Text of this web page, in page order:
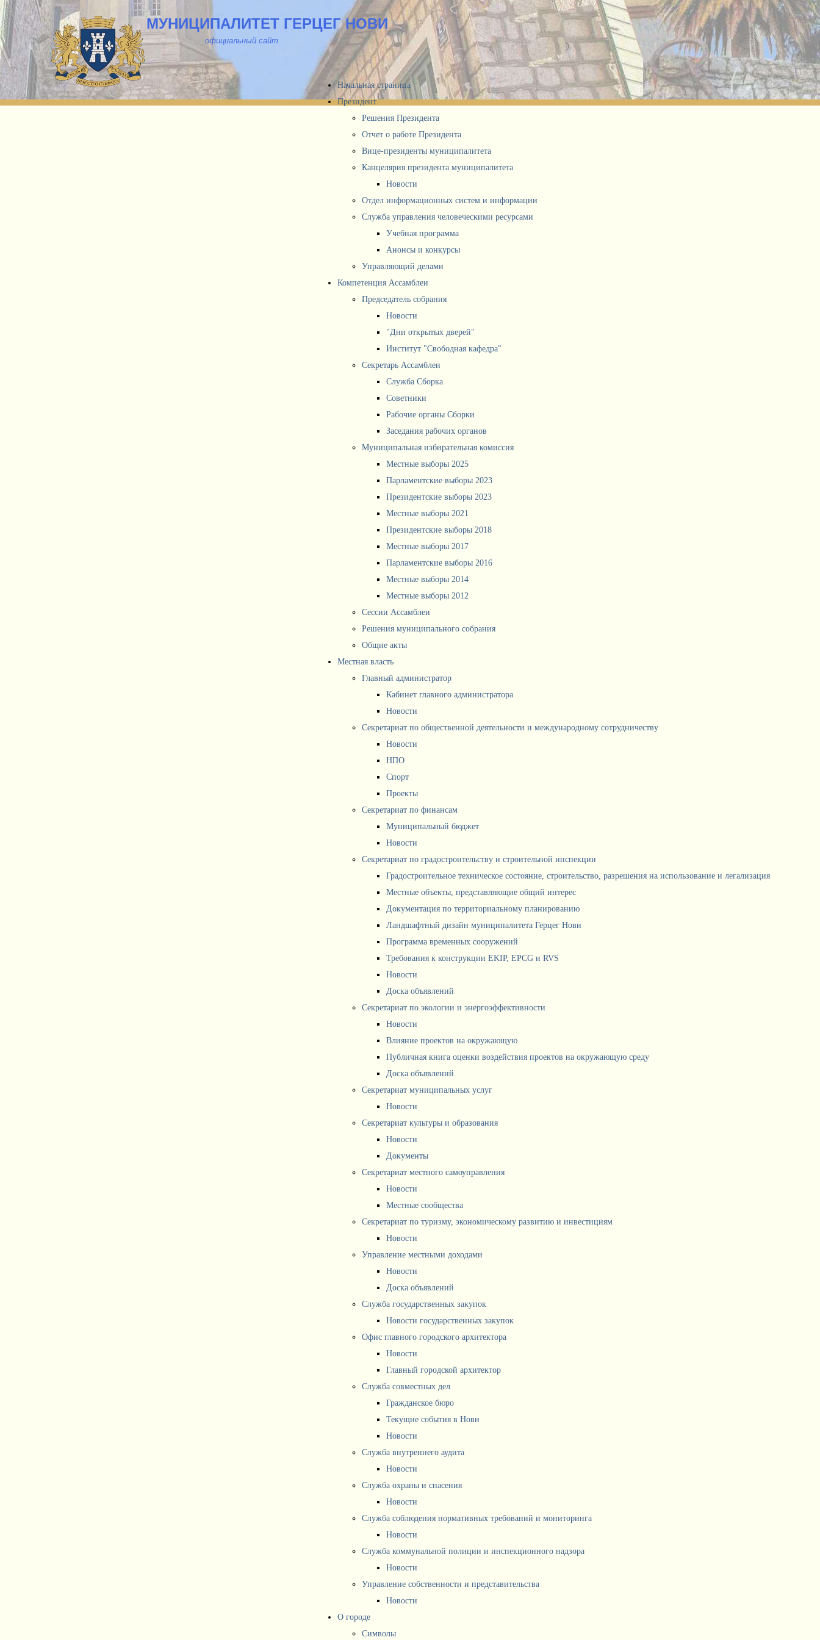
МУНИЦИПАЛИТЕТ ГЕРЦЕГ НОВИ
официальный сайт
Начальная страница
Президент
Решения Президента
Отчет о работе Президента
Вице-президенты муниципалитета
Канцелярия президента муниципалитета
Новости
Отдел информационных систем и информации
Служба управления человеческими ресурсами
Учебная программа
Анонсы и конкурсы
Управляющий делами
Компетенция Ассамблеи
Председатель собрания
Новости
"Дни открытых дверей"
Институт "Свободная кафедра"
Секретарь Ассамблеи
Служба Сборка
Советники
Рабочие органы Сборки
Заседания рабочих органов
Муниципальная избирательная комиссия
Местные выборы 2025
Парламентские выборы 2023
Президентские выборы 2023
Местные выборы 2021
Президентские выборы 2018
Местные выборы 2017
Парламентские выборы 2016
Местные выборы 2014
Местные выборы 2012
Сессии Ассамблеи
Решения муниципального собрания
Общие акты
Местная власть
Главный администратор
Кабинет главного администратора
Новости
Секретариат по общественной деятельности и международному сотрудничеству
Новости
НПО
Спорт
Проекты
Секретариат по финансам
Муниципальный бюджет
Новости
Секретариат по градостроительству и строительной инспекции
Градостроительное техническое состояние, строительство, разрешения на использование и легализация
Местные объекты, представляющие общий интерес
Документация по территориальному планированию
Ландшафтный дизайн муниципалитета Герцег Нови
Программа временных сооружений
Требования к конструкции EKIP, EPCG и RVS
Новости
Доска объявлений
Секретариат по экологии и энергоэффективности
Новости
Влияние проектов на окружающую
Публичная книга оценки воздействия проектов на окружающую среду
Доска объявлений
Секретариат муниципальных услуг
Новости
Секретариат культуры и образования
Новости
Документы
Секретариат местного самоуправления
Новости
Местные сообщества
Секретариат по туризму, экономическому развитию и инвестициям
Новости
Управление местными доходами
Новости
Доска объявлений
Служба государственных закупок
Новости государственных закупок
Офис главного городского архитектора
Новости
Главный городской архитектор
Служба совместных дел
Гражданское бюро
Текущие события в Нови
Новости
Служба внутреннего аудита
Новости
Служба охраны и спасения
Новости
Служба соблюдения нормативных требований и мониторинга
Новости
Служба коммунальной полиции и инспекционного надзора
Новости
Управление собственности и представительства
Новости
О городе
Символы